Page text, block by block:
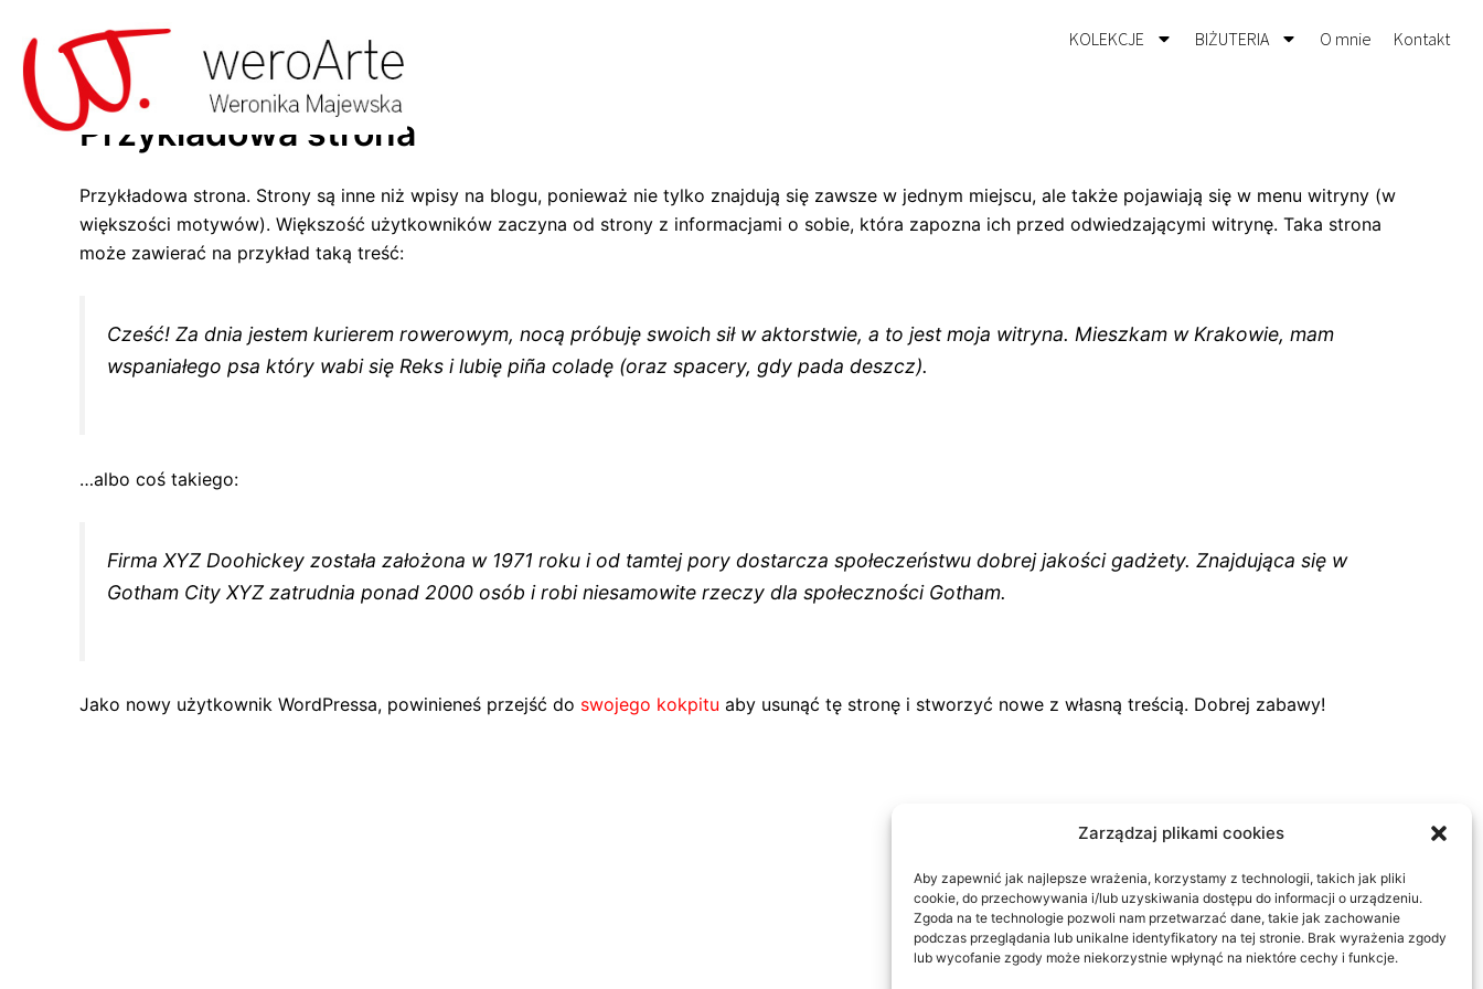
Zarządzaj plikami cookies
Aby zapewnić jak najlepsze wrażenia, korzystamy z technologii, takich jak pliki
cookie, do przechowywania i/lub uzyskiwania dostępu do informacji o urządzeniu.
Zgoda na te technologie pozwoli nam przetwarzać dane, takie jak zachowanie
podczas przeglądania lub unikalne identyfikatory na tej stronie. Brak wyrażenia zgody
lub wycofanie zgody może niekorzystnie wpłynąć na niektóre cechy i funkcje.
content
KOLEKCJE BIŻUTERIA O mnie Kontakt
Przykładowa strona
Przykładowa strona. Strony są inne niż wpisy na blogu, ponieważ nie tylko znajdują się zawsze w jednym miejscu, ale także pojawiają się w menu witryny (w
większości motywów). Większość użytkowników zaczyna od strony z informacjami o sobie, która zapozna ich przed odwiedzającymi witrynę. Taka strona
może zawierać na przykład taką treść:
Cześć! Za dnia jestem kurierem rowerowym, nocą próbuję swoich sił w aktorstwie, a to jest moja witryna. Mieszkam w Krakowie, mam
wspaniałego psa który wabi się Reks i lubię piña coladę (oraz spacery, gdy pada deszcz).
…albo coś takiego:
Firma XYZ Doohickey została założona w 1971 roku i od tamtej pory dostarcza społeczeństwu dobrej jakości gadżety. Znajdująca się w
Gotham City XYZ zatrudnia ponad 2000 osób i robi niesamowite rzeczy dla społeczności Gotham.
Jako nowy użytkownik WordPressa, powinieneś przejść do swojego kokpitu aby usunąć tę stronę i stworzyć nowe z własną treścią. Dobrej zabawy!